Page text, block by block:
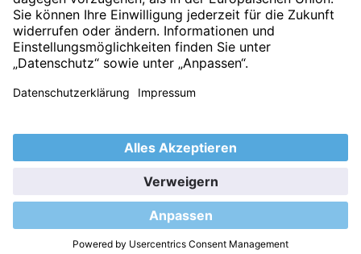
Startseite
Barrierefreiheitserklärung